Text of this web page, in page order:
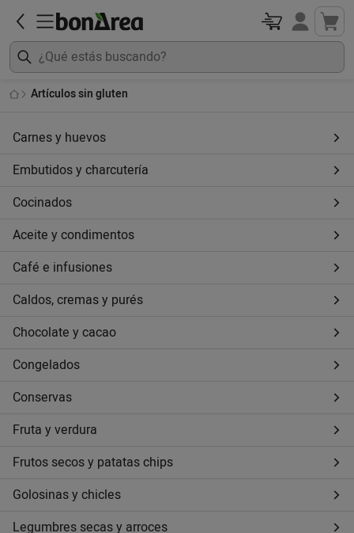
Artículos sin gluten
Carnes y huevos
Embutidos y charcutería
Cocinados
Aceite y condimentos
Café e infusiones
Caldos, cremas y purés
Chocolate y cacao
Congelados
Conservas
Fruta y verdura
Frutos secos y patatas chips
Golosinas y chicles
Legumbres secas y arroces